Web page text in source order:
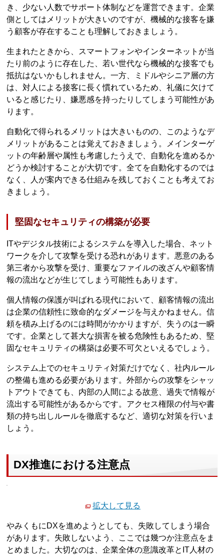
き、少ない人数でサポート体制などを運営できます。企業
側としてはメリットが大きいのですが、機械的な接客を嫌
う顧客が存在することも理解しておきましょう。
生まれたときから、スマートフォンやインターネットが当
たり前のように存在した、若い世代なら機械的な接客でも
抵抗はないかもしれません。一方、ミドルやシニア層の方
は、対人による接客に長く慣れているため、礼儀に欠けて
いると感じたり、嫌悪感を持ったりしてしまう可能性があ
ります。
自動化で得られるメリットは大きいものの、このようなデ
メリットがあることは覚えておきましょう。メインターゲ
ットの年齢層や属性も考慮したうえで、自動化を進めるか
どうか検討することが大切です。全てを自動化するのでは
なく、人が案内できる仕組みを残しておくことも考えてお
きましょう。
堅固なセキュリティの構築が必要
ITやデジタル技術によるシステムを導入した場合、ネット
ワークを介して攻撃を受ける恐れがあります。悪意のある
第三者から攻撃を受け、重要なファイルの改ざんや顧客情
報の流出などが生じてしまう可能性もあります。
個人情報の保護が叫ばれる現代において、顧客情報の流出
は企業の信頼性に致命的なダメージを与えかねません。信
頼を積み上げるのには時間がかかりますが、失うのは一瞬
です。企業として甚大な損害を被る危険性もあるため、堅
固なセキュリティの構築は必要不可欠といえるでしょう。
システム上でのセキュリティ対策だけでなく、社内ルール
の整備も進める必要があります。外部からの攻撃をシャッ
トアウトできても、内部の人間による故意、過失で情報が
流出する可能性があるからです。アクセス権限の付与や書
類の持ち出しルールを徹底するなど、適切な対策を行いま
しょう。
DX推進における注意点
拡大して見る
やみくもにDXを進めようとしても、失敗してしまう場合
があります。失敗しないよう、ここでは幾つか注意点をま
とめました。大切なのは、企業全体の意識改革とIT人材の